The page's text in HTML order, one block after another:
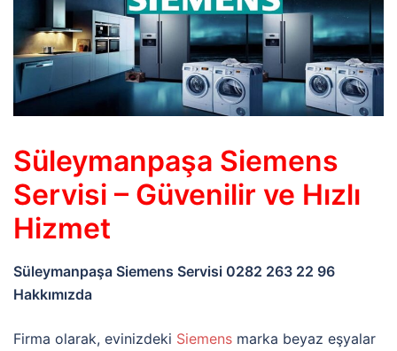
Süleymanpaşa Siemens
Servisi – Güvenilir ve Hızlı
Hizmet
Süleymanpaşa Siemens Servisi 0282 263 22 96
Hakkımızda
Firma olarak, evinizdeki Siemens marka beyaz eşyalar